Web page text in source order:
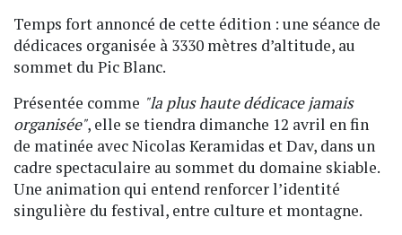
Temps fort annoncé de cette édition : une séance de
dédicaces organisée à 3330 mètres d’altitude, au
sommet du Pic Blanc.
Présentée comme "la plus haute dédicace jamais
organisée", elle se tiendra dimanche 12 avril en fin
de matinée avec Nicolas Keramidas et Dav, dans un
cadre spectaculaire au sommet du domaine skiable.
Une animation qui entend renforcer l’identité
singulière du festival, entre culture et montagne.